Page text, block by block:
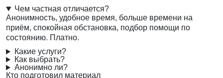
Чем частная отличается?
Анонимность, удобное время, больше времени на
приём, спокойная обстановка, подбор помощи по
состоянию. Платно.
Какие услуги?
Как выбрать?
Анонимно ли?
Кто подготовил материал